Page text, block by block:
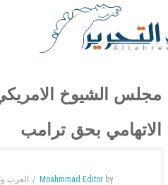
مجلس الشيوخ
الاتهامي بحق ترامب
by
Moahmmad Editor العرب